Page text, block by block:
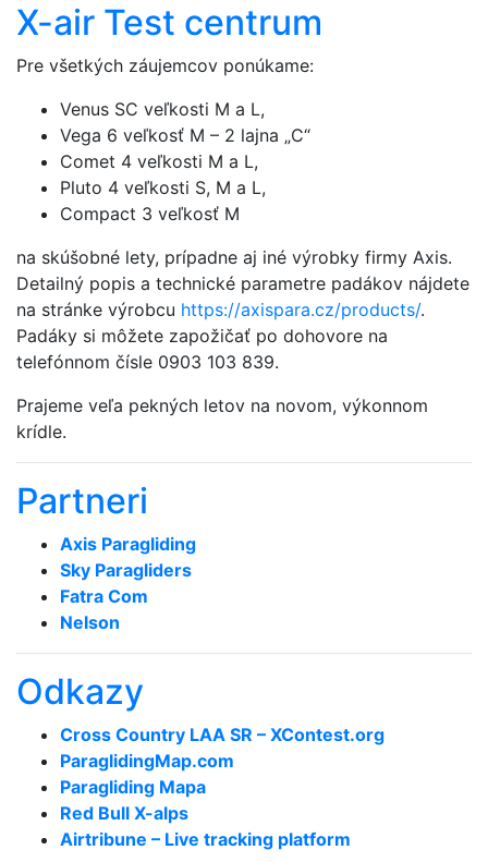
X-air Test centrum
Pre všetkých záujemcov ponúkame:
Venus SC veľkosti M a L,
Vega 6 veľkosť M – 2 lajna „C“
Comet 4 veľkosti M a L,
Pluto 4 veľkosti S, M a L,
Compact 3 veľkosť M
na skúšobné lety, prípadne aj iné výrobky firmy Axis.
Detailný popis a technické parametre padákov nájdete
na stránke výrobcu https://axispara.cz/products/.
Padáky si môžete zapožičať po dohovore na
telefónnom čísle 0903 103 839.
Prajeme veľa pekných letov na novom, výkonnom
krídle.
Partneri
Axis Paragliding
Sky Paragliders
Fatra Com
Nelson
Odkazy
Cross Country LAA SR – XContest.org
ParaglidingMap­.com
Paragliding Mapa
Red Bull X-alps
Airtribune – Live tracking platform